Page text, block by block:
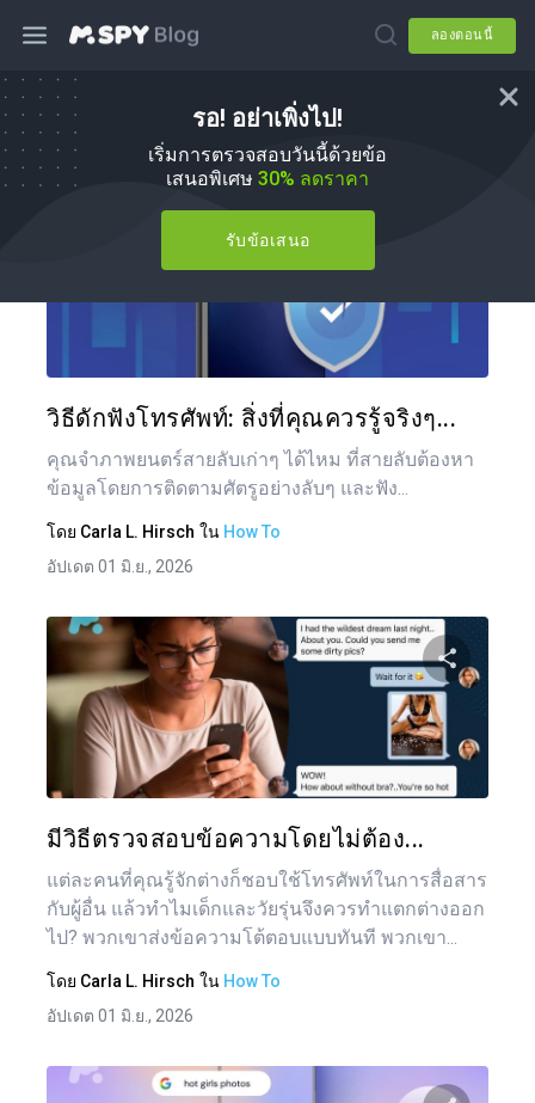
ลองตอนนี้
รอ! อย่าเพิ่งไป!
เริ่มการตรวจสอบวันนี้ด้วยข้อ
เสนอพิเศษ 30% ลดราคา
รับข้อเสนอ
วิธีการ
วิธีดักฟังโทรศัพท์: สิ่งที่คุณควรรู้จริงๆ...
คุณจำภาพยนตร์สายลับเก่าๆ ได้ไหม ที่สายลับต้องหา
ข้อมูลโดยการติดตามศัตรูอย่างลับๆ และฟัง...
โดย Carla L. Hirsch ใน How To
อัปเดต 01 มิ.ย., 2026
มีวิธีตรวจสอบข้อความโดยไม่ต้อง...
แต่ละคนที่คุณรู้จักต่างก็ชอบใช้โทรศัพท์ในการสื่อสาร
กับผู้อื่น แล้วทำไมเด็กและวัยรุ่นจึงควรทำแตกต่างออก
ไป? พวกเขาส่งข้อความโต้ตอบแบบทันที พวกเขา...
โดย Carla L. Hirsch ใน How To
อัปเดต 01 มิ.ย., 2026